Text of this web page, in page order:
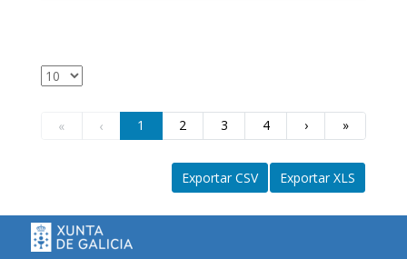
« ‹ 1 2 3 4 › »
Exportar XLS
Exportar CSV